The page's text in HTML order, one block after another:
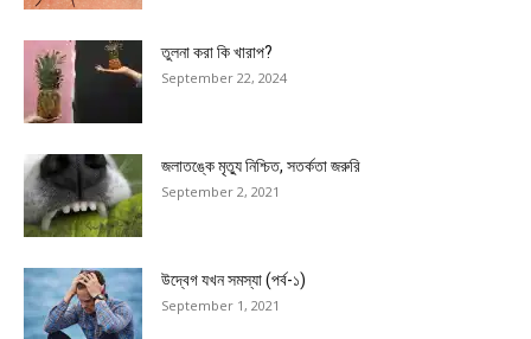
তুলনা করা কি খারাপ?
September 22, 2024
জলাতঙ্কে মৃত্যু নিশ্চিত, সতর্কতা জরুরি
September 2, 2021
উদ্বেগ যখন সমস্যা (পর্ব-১)
September 1, 2021